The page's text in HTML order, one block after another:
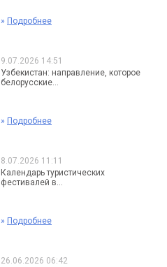
» Подробнее
9.07.2026 14:51
Узбекистан: направление, которое
белорусские...
» Подробнее
8.07.2026 11:11
Календарь туристических
фестивалей в...
» Подробнее
26.06.2026 06:42